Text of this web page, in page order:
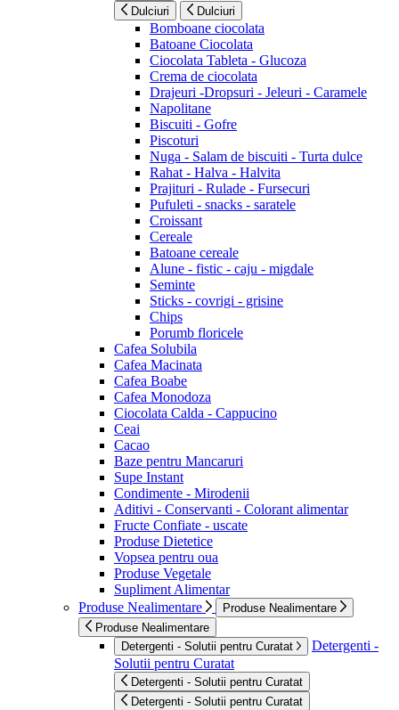
Dulciuri Dulciuri
Bomboane ciocolata
Batoane Ciocolata
Ciocolata Tableta - Glucoza
Crema de ciocolata
Drajeuri -Dropsuri - Jeleuri - Caramele
Napolitane
Biscuiti - Gofre
Piscoturi
Nuga - Salam de biscuiti - Turta dulce
Rahat - Halva - Halvita
Prajituri - Rulade - Fursecuri
Pufuleti - snacks - saratele
Croissant
Cereale
Batoane cereale
Alune - fistic - caju - migdale
Seminte
Sticks - covrigi - grisine
Chips
Porumb floricele
Cafea Solubila
Cafea Macinata
Cafea Boabe
Cafea Monodoza
Ciocolata Calda - Cappucino
Ceai
Cacao
Baze pentru Mancaruri
Supe Instant
Condimente - Mirodenii
Aditivi - Conservanti - Colorant alimentar
Fructe Confiate - uscate
Produse Dietetice
Vopsea pentru oua
Produse Vegetale
Supliment Alimentar
Produse Nealimentare
Produse Nealimentare
Produse Nealimentare
Detergenti - Solutii pentru Curatat
Detergenti -
Solutii pentru Curatat
Detergenti - Solutii pentru Curatat
Detergenti - Solutii pentru Curatat